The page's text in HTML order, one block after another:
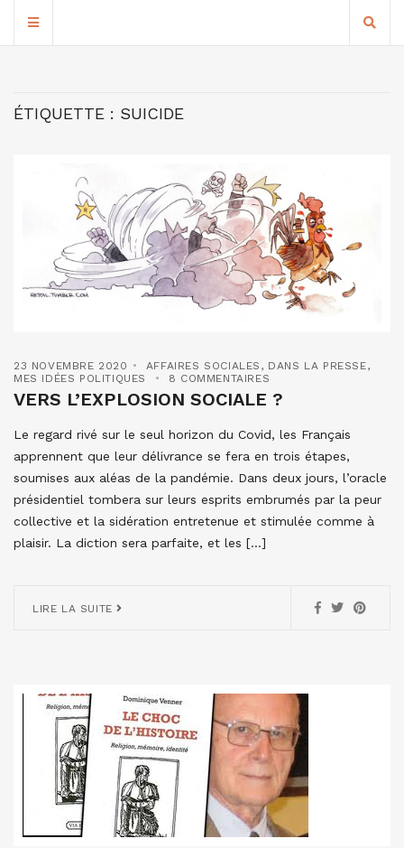
ÉTIQUETTE : SUICIDE
23 NOVEMBRE 2020 AFFAIRES SOCIALES , DANS LA PRESSE,
MES IDÉES POLITIQUES
8 COMMENTAIRES
VERS L’EXPLOSION SOCIALE ?
Le regard rivé sur le seul horizon du Covid, les Français
apprennent que leur délivrance se fera en trois étapes,
soumises aux aléas de la pandémie. Dans deux jours, l’oracle
présidentiel tombera sur leurs esprits embrumés par la peur
collective et la sidération entretenue et stimulée comme à
plaisir. La diction sera parfaite, et les […]
LIRE LA SUITE